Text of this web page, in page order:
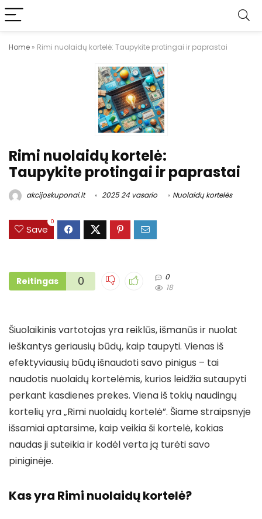
Home » Rimi nuolaidų kortelė: Taupykite protingai ir paprastai
Rimi nuolaidų kortelė:
Taupykite protingai ir paprastai
akcijoskuponai.lt 2025 24 vasario Nuolaidų kortelės
Save
0
Reitingas 0
0
18
Šiuolaikinis vartotojas yra reiklūs, išmanūs ir nuolat
ieškantys geriausių būdų, kaip taupyti. Vienas iš
efektyviausių būdų išnaudoti savo pinigus – tai
naudotis nuolaidų kortelėmis, kurios leidžia sutaupyti
perkant kasdienes prekes. Viena iš tokių naudingų
kortelių yra „Rimi nuolaidų kortelė”. Šiame straipsnyje
išsamiai aptarsime, kaip veikia ši kortelė, kokias
naudas ji suteikia ir kodėl verta ją turėti savo
piniginėje.
Kas yra Rimi nuolaidų kortelė?